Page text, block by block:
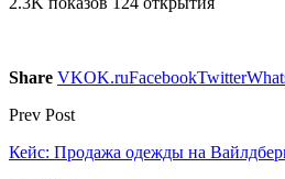
Share VKOK.ruFacebookTwitter
Prev Post
Кейс: Продажа одежды на